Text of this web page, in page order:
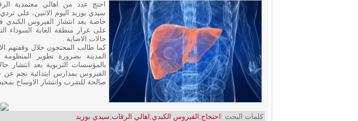
احتج عدد من اهالي معتمدية
سيدي بوزيد اليوم الاثنين، على
خاصة بعد انتشار الفيروس
على غرار منطقة الغابة السوداء
حالات الاصابة .
كما طالب المحتجون خلال وقفتهم
المدينة بضرورة تطوير
بالمؤسسات التربوية بعد انتشار
الفيروس بمدارس ابتدائية نجم
صالحة للشرب وانتشار الاوساخ
كلمات البحث : احتجاج; الفيروس الكبدي; اهالي الرقاب;سيدي بوزيد